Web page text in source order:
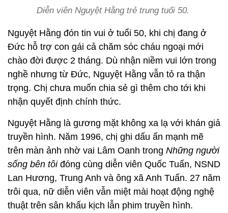
Diễn viên Nguyệt Hằng trẻ trung tuổi 50.
Nguyệt Hằng đón tin vui ở tuổi 50, khi chị đang ở
Đức hỗ trợ con gái cả chăm sóc cháu ngoại mới
chào đời được 2 tháng. Dù nhận niềm vui lớn trong
nghề nhưng từ Đức, Nguyệt Hằng vẫn tỏ ra thận
trọng. Chị chưa muốn chia sẻ gì thêm cho tới khi
nhận quyết định chính thức.
Nguyệt Hằng là gương mặt không xa lạ với khán giả
truyền hình. Năm 1996, chị ghi dấu ấn mạnh mẽ
trên màn ảnh nhờ vai Lâm Oanh trong Những người
sống bên tôi đóng cùng diễn viên Quốc Tuấn, NSND
Lan Hương, Trung Anh và ông xã Anh Tuấn. 27 năm
trôi qua, nữ diễn viên vẫn miệt mài hoạt động nghệ
thuật trên sân khấu kịch lẫn phim truyền hình.